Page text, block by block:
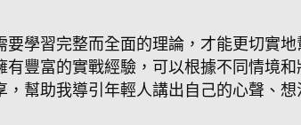
學習完整而全面的理論，才能更切實
豐富的實戰經驗，可以根據​不同情境
幫助我導引年輕人講出自己的心聲、